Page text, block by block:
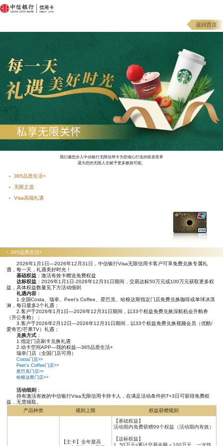
我们邀您步入中信银行无限信用卡为您倾心打造的惊喜世界
愿为您的无限人生赋予更多极致可能。
365品质生活+
无限之选
Visa高端礼遇
365品质生活+
2026年1月1日—2026年12月31日，中信银行Visa无限信用卡客户可享免费兑换专属礼
遇，每一天，礼遇美好时光！
基础权益：激活有效卡赠送免费权益
达标权益：2026年1月1日-2026年12月31日期间，交易达标50万元或100万元获取更多权
益，具体权益数量见下方活动细则
礼遇内容：
1.全国Costa、瑞幸、Peet’s Coffee、星巴克、哈根达斯指定门店免费兑换咖啡或单球冰淇
淋，每日最多2个礼遇；
2.客户于2026年1月1日—2026年12月31日期间，以33个权益免费兑换深航机会升舱券
（升公务舱）；
3.客户于2026年2月12日—2026年12月31日期间，以33个权益免费兑换视频会员（优酷/
爱奇艺/芒果TV）礼遇；
兑换方式：
1.指定门店刷卡兑换礼遇
2.动卡空间APP—我的权益—365品质生活+
瑞幸门店（全国门店可用）
Costa门店>>
Peet’s Coffee门店>>
星巴克门店>>
哈根达斯门店>>
活动细则 ：
持有激活有效的中信银行Visa无限信用卡持卡人，在满足活动条件的T+3日可获得免费权
益，无需领取。
产品种类
规则上限 权益获赠规则
【主卡】全年最高
【基础权益】
活动期内免费获赠99个权益（活动期内有效）
【达标权益】
1. 50万元≤累计交易金额＜100万元，一次性